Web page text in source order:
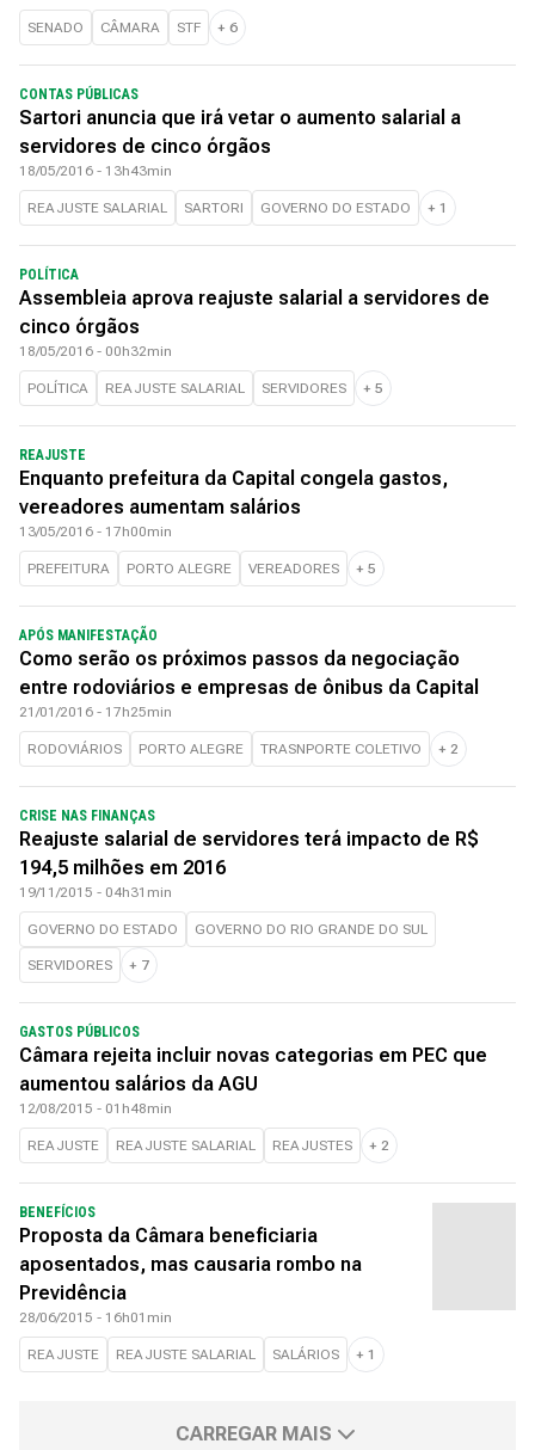
SENADO CÂMARA STF + 6
CONTAS PÚBLICAS
Sartori anuncia que irá vetar o aumento salarial a
servidores de cinco órgãos
18/05/2016 - 13h43min
REAJUSTE SALARIAL SARTORI GOVERNO DO ESTADO + 1
POLÍTICA
Assembleia aprova reajuste salarial a servidores de
cinco órgãos
18/05/2016 - 00h32min
POLÍTICA REAJUSTE SALARIAL SERVIDORES + 5
REAJUSTE
Enquanto prefeitura da Capital congela gastos,
vereadores aumentam salários
13/05/2016 - 17h00min
PREFEITURA PORTO ALEGRE VEREADORES + 5
APÓS MANIFESTAÇÃO
Como serão os próximos passos da negociação
entre rodoviários e empresas de ônibus da Capital
21/01/2016 - 17h25min
RODOVIÁRIOS PORTO ALEGRE TRASNPORTE COLETIVO + 2
CRISE NAS FINANÇAS
Reajuste salarial de servidores terá impacto de R$
194,5 milhões em 2016
19/11/2015 - 04h31min
GOVERNO DO ESTADO GOVERNO DO RIO GRANDE DO SUL
SERVIDORES + 7
GASTOS PÚBLICOS
Câmara rejeita incluir novas categorias em PEC que
aumentou salários da AGU
12/08/2015 - 01h48min
REAJUSTE REAJUSTE SALARIAL REAJUSTES + 2
BENEFÍCIOS
Proposta da Câmara beneficiaria
aposentados, mas causaria rombo na
Previdência
28/06/2015 - 16h01min
REAJUSTE REAJUSTE SALARIAL SALÁRIOS + 1
CARREGAR MAIS